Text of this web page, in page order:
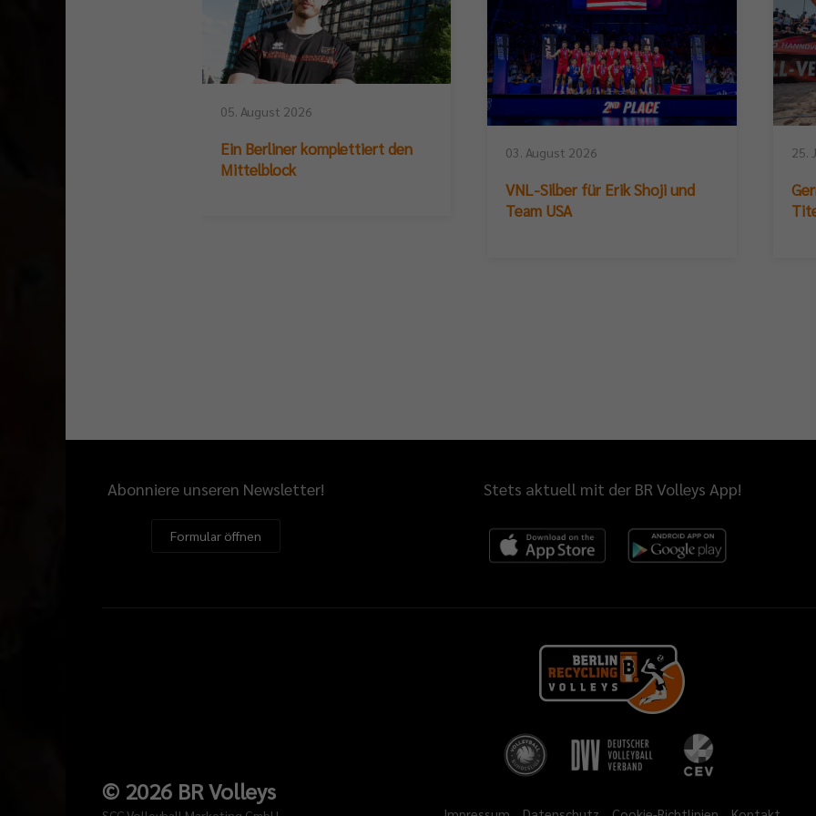
05. August 2026
Ein Berliner komplettiert den
Mittelblock
03. August 2026
VNL-Silber für Erik Shoji und
Team USA
25.
Abonniere unseren Newsletter!
Formular öffnen
Stets aktuell mit der BR Volleys App!
© 2026 BR Volleys